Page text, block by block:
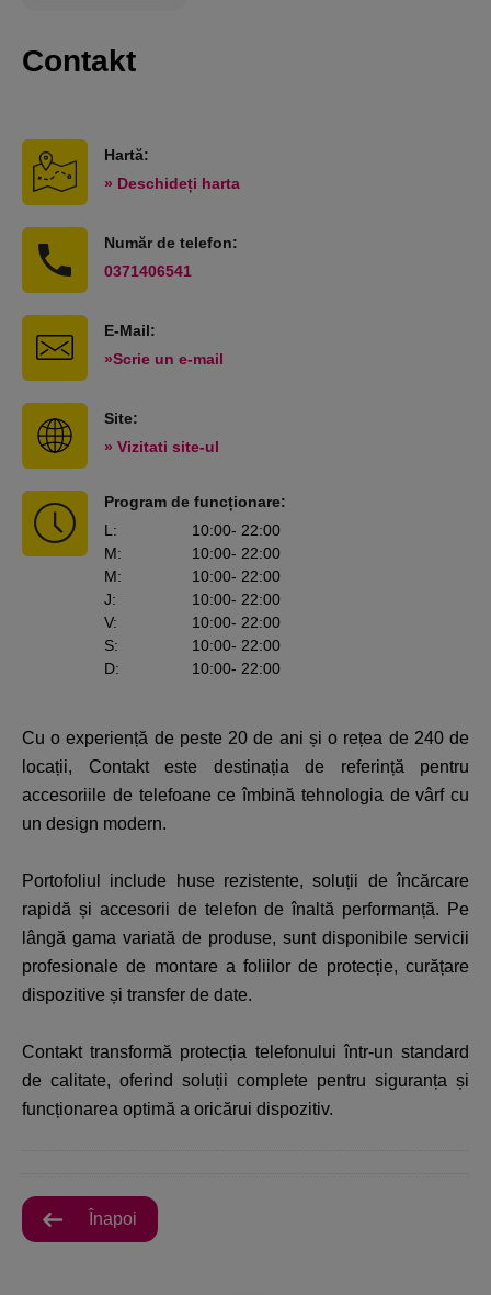
Contakt
Hartă:
» Deschideți harta
Număr de telefon:
0371406541
E-Mail:
»Scrie un e-mail
Site:
» Vizitati site-ul
Program de funcționare:
L : 10:00- 22:00
M: 10:00- 22:00
M: 10:00- 22:00
J: 10:00- 22:00
V: 10:00- 22:00
S: 10:00- 22:00
D: 10:00- 22:00
Cu o experiență de peste 20 de ani și o rețea de 240 de
locații, Contakt este destinația de referință pentru
accesoriile de telefoane ce îmbină tehnologia de vârf cu
un design modern.
Portofoliul include huse rezistente, soluții de încărcare
rapidă și accesorii de telefon de înaltă performanță. Pe
lângă gama variată de produse, sunt disponibile servicii
profesionale de montare a foliilor de protecție, curățare
dispozitive și transfer de date.
Contakt transformă protecția telefonului într-un standard
de calitate, oferind soluții complete pentru siguranța și
funcționarea optimă a oricărui dispozitiv.
Înapoi